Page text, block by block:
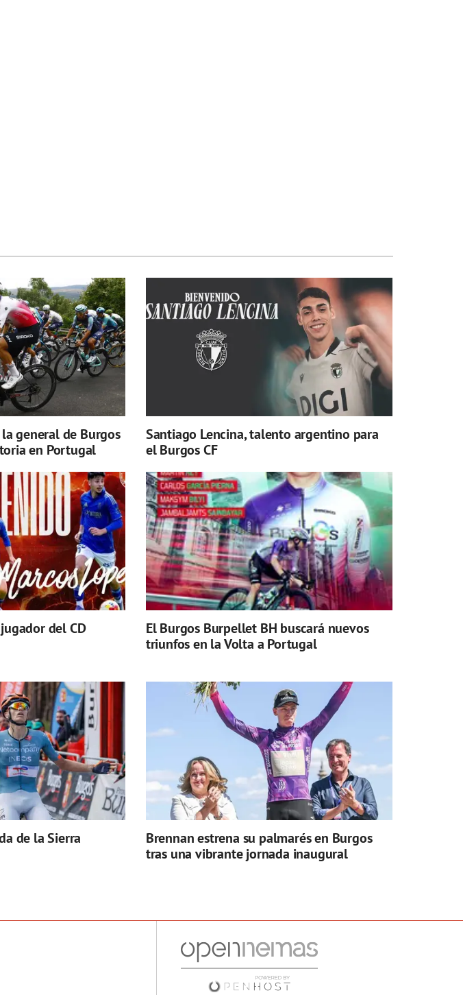
general de Burgos
en Portugal
Santiago Lencina, talento argentino para
el Burgos CF
del CD
El Burgos Burpellet BH buscará nuevos
triunfos en la Volta a Portugal
de la Sierra
Brennan estrena su palmarés en Burgos
tras una vibrante jornada inaugural